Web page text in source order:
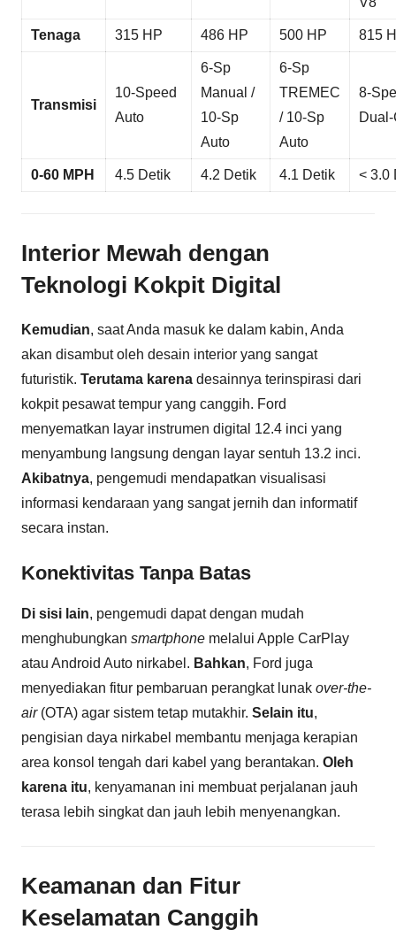
Tenaga 315 HP 486 HP 500 HP 815
Transmisi
10-Speed
Auto
6-Sp
Manual /
10-Sp
Auto
6-Sp
TREMEC
/ 10-Sp
Auto
8-
0-60 MPH 4.5 Detik 4.2 Detik 4.1 Detik < 3.0
Interior Mewah dengan
Teknologi Kokpit Digital
Kemudian, saat Anda masuk ke dalam kabin, Anda
akan disambut oleh desain interior yang sangat
futuristik. Terutama karena desainnya terinspirasi dari
kokpit pesawat tempur yang canggih. Ford
menyematkan layar instrumen digital 12.4 inci yang
menyambung langsung dengan layar sentuh 13.2 inci.
Akibatnya, pengemudi mendapatkan visualisasi
informasi kendaraan yang sangat jernih dan informatif
secara instan.
Konektivitas Tanpa Batas
Di sisi lain, pengemudi dapat dengan mudah
menghubungkan smartphone melalui Apple CarPlay
atau Android Auto nirkabel. Bahkan, Ford juga
menyediakan fitur pembaruan perangkat lunak over-the-
air(OTA) agar sistem tetap mutakhir. Selain itu,
pengisian daya nirkabel membantu menjaga kerapian
area konsol tengah dari kabel yang berantakan. Oleh
karena itu, kenyamanan ini membuat perjalanan jauh
terasa lebih singkat dan jauh lebih menyenangkan.
Keamanan dan Fitur
Keselamatan Canggih